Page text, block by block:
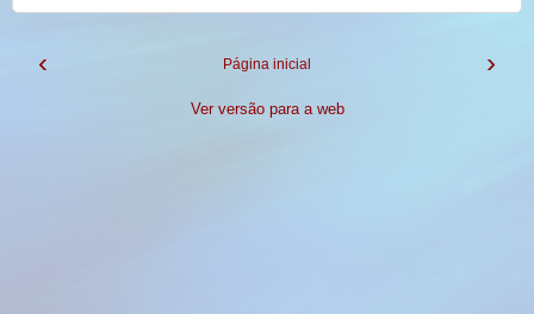
‹ ›
Página inicial
Ver versão para a web